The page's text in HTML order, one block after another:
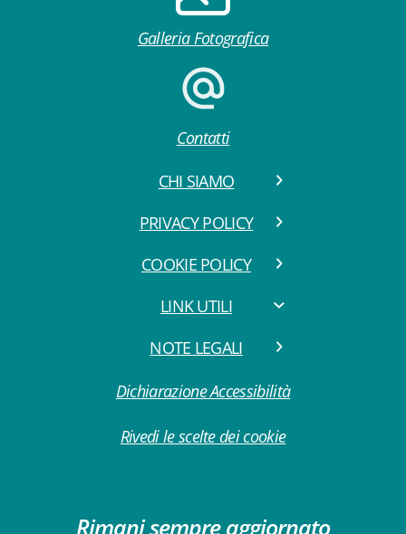
Galleria Fotografica
Contatti
CHI SIAMO
PRIVACY POLICY
COOKIE POLICY
LINK UTILI
NOTE LEGALI
Dichiarazione Accessibilità
Rivedi le scelte dei cookie
Rimani sempre aggiornato